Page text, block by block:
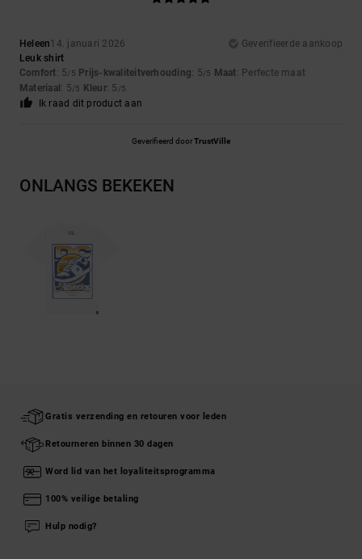
Heleen14. januari 2026
Geverifieerde aankoop
Leuk shirt
Comfort: 5/5 Prijs-kwaliteitverhouding: 5/5 Maat: Perfecte maat
Materiaal : 5/5 Kleur: 5 /5
Ik raad dit product aan
Geverifieerd doorTrustVille
ONLANGS BEKEKEN
Gratis verzending en retouren voor leden
Retourneren binnen 30 dagen
Word lid van het loyaliteitsprogramma
100% veilige betaling
Hulp nodig?